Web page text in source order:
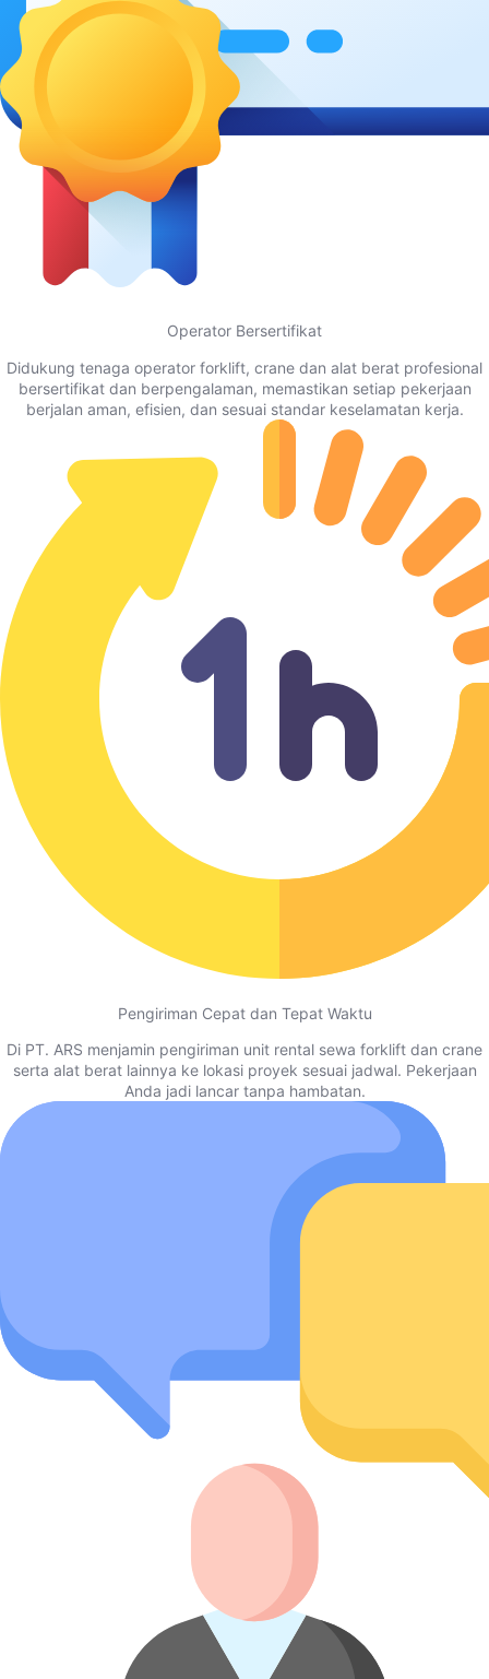
Operator Bersertifikat
Didukung tenaga operator forklift, crane dan alat berat profesional
bersertifikat dan berpengalaman, memastikan setiap pekerjaan
berjalan aman, efisien, dan sesuai standar keselamatan kerja.
Pengiriman Cepat dan Tepat Waktu
Di PT. ARS menjamin pengiriman unit rental sewa forklift dan crane
serta alat berat lainnya ke lokasi proyek sesuai jadwal. Pekerjaan
Anda jadi lancar tanpa hambatan.